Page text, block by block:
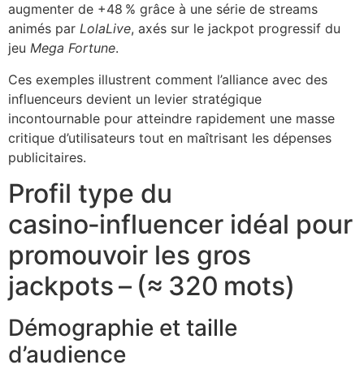
satın al
panel
panel
panel
panel
panel
panel
panel
panel
panel
panel
augmenter de +48 % grâce à une série de streams
animés par LolaLive, axés sur le jackpot progressif du
jeu Mega Fortune.
Ces exemples illustrent comment l’alliance avec des
influenceurs devient un levier stratégique
incontournable pour atteindre rapidement une masse
critique d’utilisateurs tout en maîtrisant les dépenses
publicitaires.
Profil type du
casino‑influencer idéal pour
promouvoir les gros
jackpots – (≈ 320 mots)
Démographie et taille
d’audience